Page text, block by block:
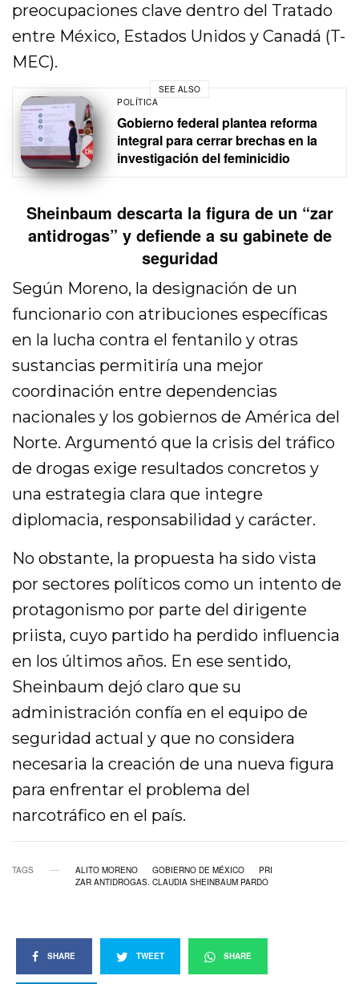
preocupaciones clave dentro del Tratado
entre México, Estados Unidos y Canadá (T-
MEC).
SEE ALSO
POLÍTICA
Gobierno federal plantea reforma
integral para cerrar brechas en la
investigación del feminicidio
Sheinbaum descarta la figura de un “zar
antidrogas” y defiende a su gabinete de
seguridad
Según Moreno, la designación de un
funcionario con atribuciones específicas
en la lucha contra el fentanilo y otras
sustancias permitiría una mejor
coordinación entre dependencias
nacionales y los gobiernos de América del
Norte. Argumentó que la crisis del tráfico
de drogas exige resultados concretos y
una estrategia clara que integre
diplomacia, responsabilidad y carácter.
No obstante, la propuesta ha sido vista
por sectores políticos como un intento de
protagonismo por parte del dirigente
priista, cuyo partido ha perdido influencia
en los últimos años. En ese sentido,
Sheinbaum dejó claro que su
administración confía en el equipo de
seguridad actual y que no considera
necesaria la creación de una nueva figura
para enfrentar el problema del
narcotráfico en el país.
TAGS ALITO MORENO GOBIERNO DE MÉXICO
PRI
ZAR ANTIDROGAS. CLAUDIA SHEINBAUM PARDO
SHARE TWEET SHARE